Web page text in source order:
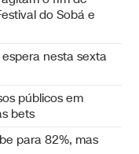
do Sobá e
nesta sexta
públicos em
bets
para 82%, mas